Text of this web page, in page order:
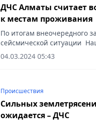
ДЧС Алматы считает
к местам проживания
По итогам внеочередного
сейсмической ситуации
сейсмологических
заключила, что в
04.03.2024 05:43
Происшествия
Сильных
ожидается – ДЧС